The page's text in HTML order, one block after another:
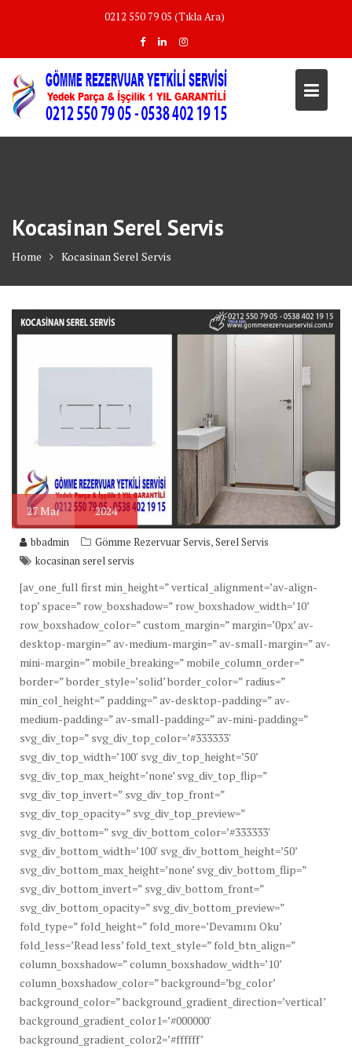
0212 550 79 05 (Tıkla Ara)
Kocasinan Serel Servis
Home Kocasinan Serel Servis
27Mar 2024
bbadmin Gömme Rezervuar Servis,Serel Servis
kocasinan serel servis
[av_one_full first min_height=” vertical_alignment=’av-align-
top’ space=” row_boxshadow=” row_boxshadow_width=’10’
row_boxshadow_color=” custom_margin=” margin=’0px’ av-
desktop-margin=” av-medium-margin=” av-small-margin=” av-
mini-margin=” mobile_breaking=” mobile_column_order=”
border=” border_style=’solid’ border_color=” radius=”
min_col_height=” padding=” av-desktop-padding=” av-
medium-padding=” av-small-padding=” av-mini-padding=”
svg_div_top=” svg_div_top_color=’#333333′
svg_div_top_width=’100′ svg_div_top_height=’50’
svg_div_top_max_height=’none’ svg_div_top_flip=”
svg_div_top_invert=” svg_div_top_front=”
svg_div_top_opacity=” svg_div_top_preview=”
svg_div_bottom=” svg_div_bottom_color=’#333333′
svg_div_bottom_width=’100′ svg_div_bottom_height=’50’
svg_div_bottom_max_height=’none’ svg_div_bottom_flip=”
svg_div_bottom_invert=” svg_div_bottom_front=”
svg_div_bottom_opacity=” svg_div_bottom_preview=”
fold_type=” fold_height=” fold_more=’Devamını Oku’
fold_less=’Read less’ fold_text_style=” fold_btn_align=”
column_boxshadow=” column_boxshadow_width=’10’
column_boxshadow_color=” background=’bg_color’
background_color=” background_gradient_direction=’vertical’
background_gradient_color1=’#000000′
background_gradient_color2=’#ffffff’